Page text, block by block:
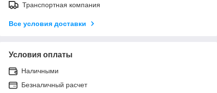
Транспортная компания
Все условия доставки
Условия оплаты
Наличными
Безналичный расчет